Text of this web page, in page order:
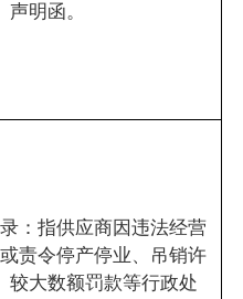
声明函。
：指供应商因违法经营
责令停产停业、吊销许
较大数额罚款等行政处